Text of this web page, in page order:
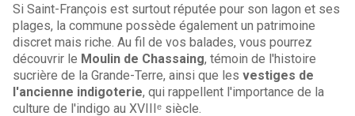
Si Saint-François est surtout réputée pour son lagon et ses
plages, la commune possède également un patrimoine
discret mais riche. Au fil de vos balades, vous pourrez
découvrir le Moulin de Chassaing, témoin de l'histoire
sucrière de la Grande-Terre, ainsi que les vestiges de
l'ancienne indigoterie, qui rappellent l'importance de la
culture de l'indigo au XVIIIᵉ siècle.